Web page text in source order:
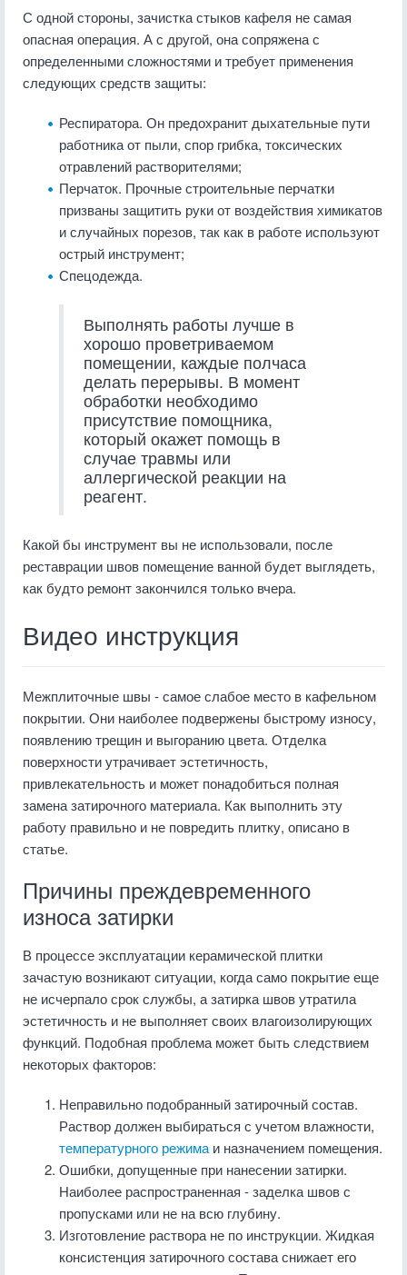
С одной стороны, зачистка стыков кафеля не самая
опасная операция. А с другой, она сопряжена с
определенными сложностями и требует применения
следующих средств защиты:
Респиратора. Он предохранит дыхательные пути
работника от пыли, спор грибка, токсических
отравлений растворителями;
Перчаток. Прочные строительные перчатки
призваны защитить руки от воздействия химикатов
и случайных порезов, так как в работе используют
острый инструмент;
Спецодежда.
Выполнять работы лучше в
хорошо проветриваемом
помещении, каждые полчаса
делать перерывы. В момент
обработки необходимо
присутствие помощника,
который окажет помощь в
случае травмы или
аллергической реакции на
реагент.
Какой бы инструмент вы не использовали, после
реставрации швов помещение ванной будет выглядеть,
как будто ремонт закончился только вчера.
Видео инструкция
Межплиточные швы - самое слабое место в кафельном
покрытии. Они наиболее подвержены быстрому износу,
появлению трещин и выгоранию цвета. Отделка
поверхности утрачивает эстетичность,
привлекательность и может понадобиться полная
замена затирочного материала. Как выполнить эту
работу правильно и не повредить плитку, описано в
статье.
Причины преждевременного
износа затирки
В процессе эксплуатации керамической плитки
зачастую возникают ситуации, когда само покрытие еще
не исчерпало срок службы, а затирка швов утратила
эстетичность и не выполняет своих влагоизолирующих
функций. Подобная проблема может быть следствием
некоторых факторов:
Неправильно подобранный затирочный состав.
Раствор должен выбираться с учетом влажности,
температурного режима и назначением помещения.
Ошибки, допущенные при нанесении затирки.
Наиболее распространенная - заделка швов с
пропусками или не на всю глубину.
Изготовление раствора не по инструкции. Жидкая
консистенция затирочного состава снижает его